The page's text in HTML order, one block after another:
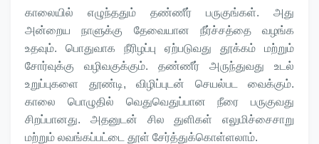
காலையில் எழுந்ததும் தண்ணீர் பருகுங்கள். அது
அன்றைய நாளுக்கு தேவையான நீர்ச்சத்தை வழங்க
உதவும். பொதுவாக நீரிழப்பு ஏற்படுவது தூக்கம் மற்றும்
சோர்வுக்கு வழிவகுக்கும். தண்ணீர் அருந்துவது உடல்
உறுப்புகளை தூண்டி, விழிப்புடன் செயல்பட வைக்கும்.
காலை பொழுதில் வெதுவெதுப்பான நீரை பருகுவது
சிறப்பானது. அதனுடன் சில துளிகள் எலுமிச்சைசாறு
மற்றும் லவங்கப்பட்டை தூள் சேர்த்துக்கொள்ளலாம்.